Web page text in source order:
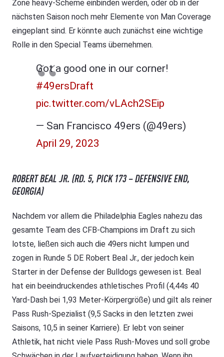
Zone heavy-Scheme einbinden werden, oder ob in der
nächsten Saison noch mehr Elemente von Man Coverage
eingeplant sind. Er könnte auch zunächst eine wichtige
Rolle in den Special Teams übernehmen.
Got a good one in our corner!
#49ersDraft
pic.twitter.com/vLAch2SEip
— San Francisco 49ers (@49ers)
April 29, 2023
ROBERT BEAL JR. (RD. 5, PICK 173 – DEFENSIVE END,
GEORGIA)
Nachdem vor allem die Philadelphia Eagles nahezu das
gesamte Team des CFB-Champions im Draft zu sich
lotste, ließen sich auch die 49ers nicht lumpen und
zogen in Runde 5 DE Robert Beal Jr., der jedoch kein
Starter in der Defense der Bulldogs gewesen ist. Beal
hat ein beeindruckendes athletisches Profil (4,44s 40
Yard-Dash bei 1,93 Meter-Körpergröße) und gilt als reiner
Pass Rush-Spezialist (9,5 Sacks in den letzten zwei
Saisons, 10,5 in seiner Karriere). Er lebt von seiner
Athletik, hat nicht viele Pass Rush-Moves und soll grobe